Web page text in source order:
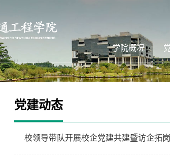
学院概况
党建动态
校领导带队开展校企党建共建暨访企拓